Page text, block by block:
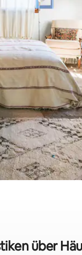
oben und unten
über